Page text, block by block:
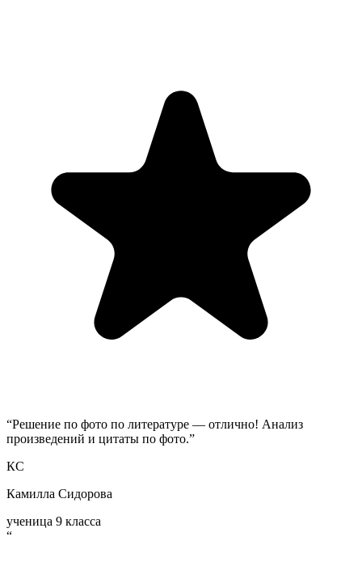
“Решение по фото по литературе — отлично! Анализ
произведений и цитаты по фото.”
КС
Камилла Сидорова
ученица 9 класса
“